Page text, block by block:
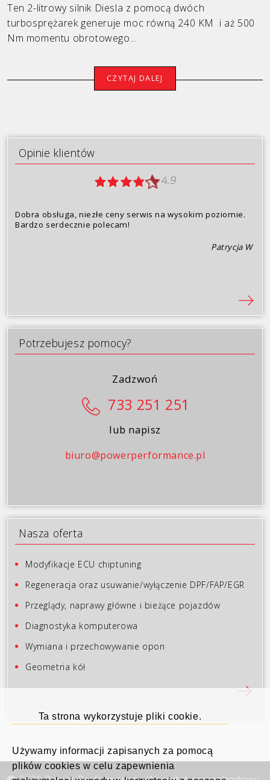
Ten 2-litrowy silnik Diesla z pomocą dwóch
turbosprężarek generuje moc równą 240 KM i aż 500
Nm momentu obrotowego...
CZYTAJ DALEJ
Opinie klientów
4.9
Dobra obsługa, niezłe ceny serwis na wysokim poziomie.
Bardzo serdecznie polecam!
Patrycja W
Potrzebujesz pomocy?
Zadzwoń
733 251 251
lub napisz
biuro@powerperformance.pl
Nasza oferta
Modyfikacje ECU chiptuning
Regeneracja oraz usuwanie/wyłączenie DPF/FAP/EGR
Przeglądy, naprawy główne i bieżące pojazdów
Diagnostyka komputerowa
Wymiana i przechowywanie opon
Geometria kół
Ta strona wykorzystuje pliki cookie.
Używamy informacji zapisanych za pomocą
plików cookies w celu zapewnienia